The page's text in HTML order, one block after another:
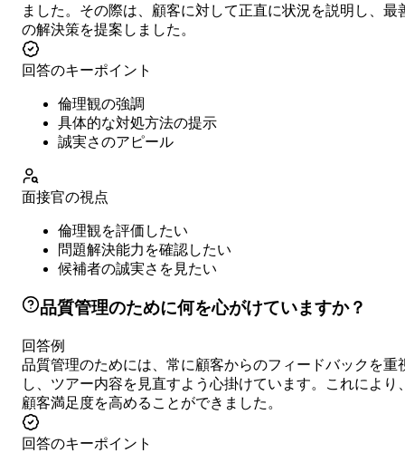
ました。その際は、顧客に対して正直に状況を説明し、最
の解決策を提案しました。
回答のキーポイント
倫理観の強調
具体的な対処方法の提示
誠実さのアピール
面接官の視点
倫理観を評価したい
問題解決能力を確認したい
候補者の誠実さを見たい
品質管理のために何を心がけていますか？
回答例
品質管理のためには、常に顧客からのフィードバックを重
し、ツアー内容を見直すよう心掛けています。これにより
顧客満足度を高めることができました。
回答のキーポイント